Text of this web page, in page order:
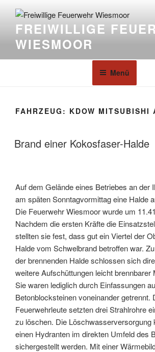
FREIWILLIGE
WIESMOOR
Menü
FAHRZEUG: KDOW MITSUBISHI
Brand einer Kokosfaser-Halde
Auf dem Gelände eines Betriebes an der
am späten Sonntagvormittag eine Halde
Die Feuerwehr Wiesmoor wurde um
Nachdem die ersten Kräfte die
stellten sie fest, dass gut ein Viertel der
Halde vom Schwelbrand betroffen war.
der brennenden Halde schlossen sich
weitere Aufschüttungen leicht brennbarer
Sie waren lediglich durch Einfassungen
Betonblocksteinen voneinander getrennt.
Feuerwehrleute setzten drei Strahlrohre
zu löschen. Die Löschwasserversorgung
einen Hydranten im direkten Umfeld des
sichergestellt werden. Mit einer